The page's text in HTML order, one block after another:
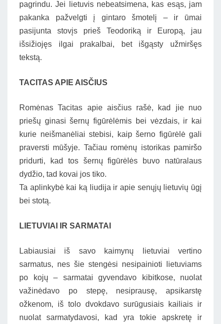
pagrindu. Jei lietuvis nebeatsimena, kas esąs, jam
pakanka pažvelgti į gintaro šmotelį – ir ūmai
pasijunta stovįs prieš Teodoriką ir Europą, jau
išsižiojęs ilgai prakalbai, bet išgąsty užmiršęs
tekstą.
TACITAS APIE AISČIUS
Romėnas Tacitas apie aisčius rašė, kad jie nuo
priešų ginasi šernų figūrėlėmis bei vėzdais, ir kai
kurie neišmanėliai stebisi, kaip šerno figūrėlė gali
praversti mūšyje. Tačiau romėnų istorikas pamiršo
pridurti, kad tos šernų figūrėlės buvo natūralaus
dydžio, tad kovai jos tiko.
Ta aplinkybė kai ką liudija ir apie senųjų lietuvių ūgį
bei stotą.
LIETUVIAI IR SARMATAI
Labiausiai iš savo kaimynų lietuviai vertino
sarmatus, nes šie stengėsi nesipainioti lietuviams
po kojų – sarmatai gyvendavo kibitkose, nuolat
važinėdavo po stepę, nesiprausę, apsikarstę
ožkenom, iš tolo dvokdavo surūgusiais kailiais ir
nuolat sarmatydavosi, kad yra tokie apskretę ir